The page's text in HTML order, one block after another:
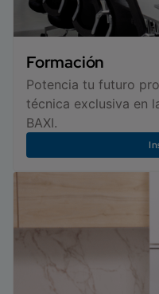
Formación
Potencia tu futuro
técnica exclusiva en
BAXI.